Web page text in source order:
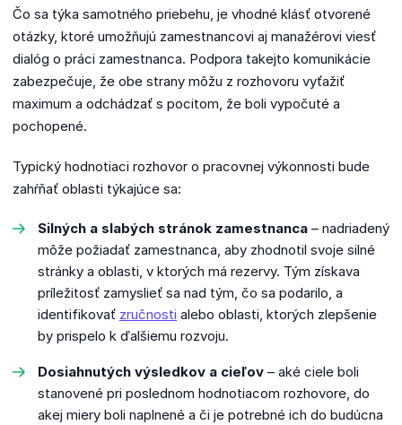
Čo sa týka samotného priebehu, je vhodné klásť otvorené
otázky, ktoré umožňujú zamestnancovi aj manažérovi viesť
dialóg o práci zamestnanca. Podpora takejto komunikácie
zabezpečuje, že obe strany môžu z rozhovoru vyťažiť
maximum a odchádzať s pocitom, že boli vypočuté a
pochopené.
Typický hodnotiaci rozhovor o pracovnej výkonnosti bude
zahŕňať oblasti týkajúce sa:
Silných a slabých stránok zamestnanca – nadriadený
môže požiadať zamestnanca, aby zhodnotil svoje silné
stránky a oblasti, v ktorých má rezervy. Tým získava
príležitosť zamyslieť sa nad tým, čo sa podarilo, a
identifikovať zručnosti alebo oblasti, ktorých zlepšenie
by prispelo k ďalšiemu rozvoju.
Dosiahnutých výsledkov a cieľov – aké ciele boli
stanovené pri poslednom hodnotiacom rozhovore, do
akej miery boli naplnené a či je potrebné ich do budúcna